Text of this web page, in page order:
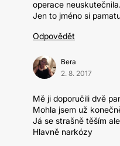
operace
Jen to jméno si
Odpovědět
Bera
2. 8. 2017
Mě ji doporučili dvě
Mohla jsem už
Já se strašně těším
Hlavně narkózy